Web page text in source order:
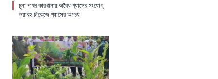
চুনা পাথর কারখানায় অবৈধ গ্যাসের সংযোগ,
ভয়াবহ লিকেজে গ্যাসের অপচয়